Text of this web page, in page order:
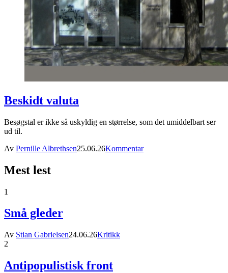
Beskidt valuta
Besøgstal er ikke så uskyldig en størrelse, som det umiddelbart ser
ud til.
Av Pernille Albrethsen25.06.26Kommentar
Mest lest
1
Små gleder
Av Stian Gabrielsen24.06.26Kritikk
2
Antipopulistisk front